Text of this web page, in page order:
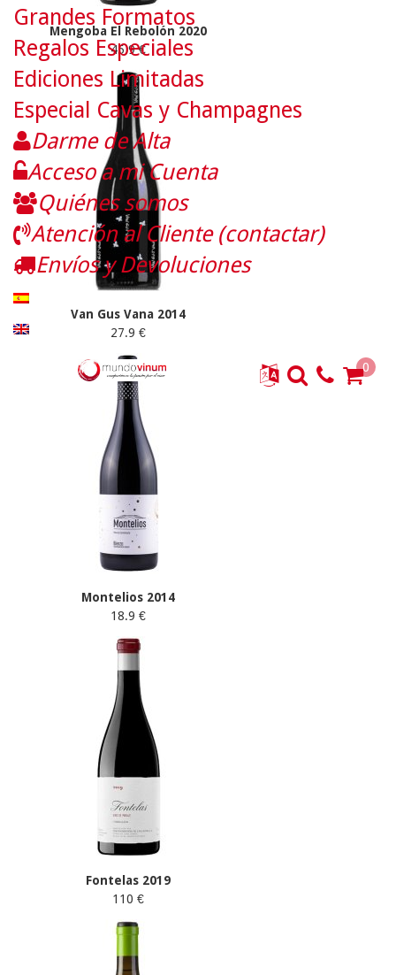
Mengoba El Rebolón 2020
45.9 €
Van Gus Vana 2014
27.9 €
Montelios 2014
18.9 €
Fontelas 2019
110 €
Grandes Formatos
Regalos Especiales
Ediciones Limitadas
Especial Cavas y Champagnes
Darme de Alta
Acceso a mi Cuenta
Quiénes somos
Atención al Cliente (contactar)
Envíos y Devoluciones
0